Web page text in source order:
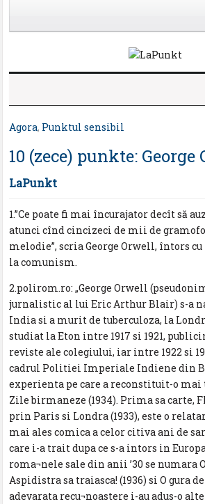
Agora, Punktul sensibil
10 (zece) punkte: George
LaPunkt
1.”Ce poate fi mai încurajator decît să
atunci cînd cincizeci de mii de
melodie”, scria George Orwell, întors
la comunism.
2.polirom.ro: „George Orwell
jurnalistic al lui Eric Arthur Blair) s-a
India si a murit de tuberculoza, la
studiat la Eton intre 1917 si 1921,
reviste ale colegiului, iar intre 1922 si
cadrul Politiei Imperiale Indiene din
experienta pe care a reconstituit-o
Zile birmaneze (1934). Prima sa carte,
prin Paris si Londra (1933), este o
mai ales comica a celor citiva ani de
care i-a trait dupa ce s-a intors in
roma¬nele sale din anii ’30 se numara
Aspidistra sa traiasca! (1936) si O gura
adevarata recu¬noastere i-au adus-o